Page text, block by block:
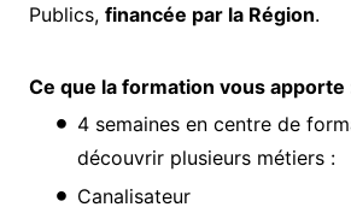
Publics, financée par la Région.
Ce que la formation vous apporte
4 semaines en centre de
découvrir plusieurs métiers :
Canalisateur